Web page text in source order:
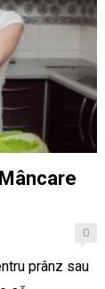
0
prânz sau